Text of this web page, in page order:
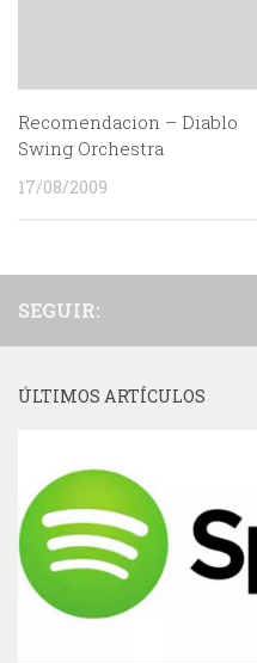
Recomendacion – Diablo
Swing Orchestra
17/08/2009
SEGUIR:
ÚLTIMOS ARTÍCULOS